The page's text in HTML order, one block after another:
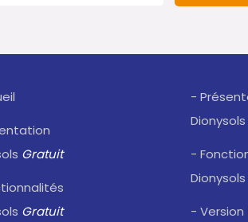
Gratuit
Gratuit
-
Dionysols
-
Dionysols
-